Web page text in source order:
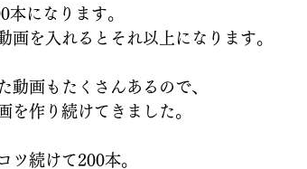
になります。
画を入れるとそれ以上になります。
動画もたくさんあるので、
を作り続けてきました。
ツ続けて200本。